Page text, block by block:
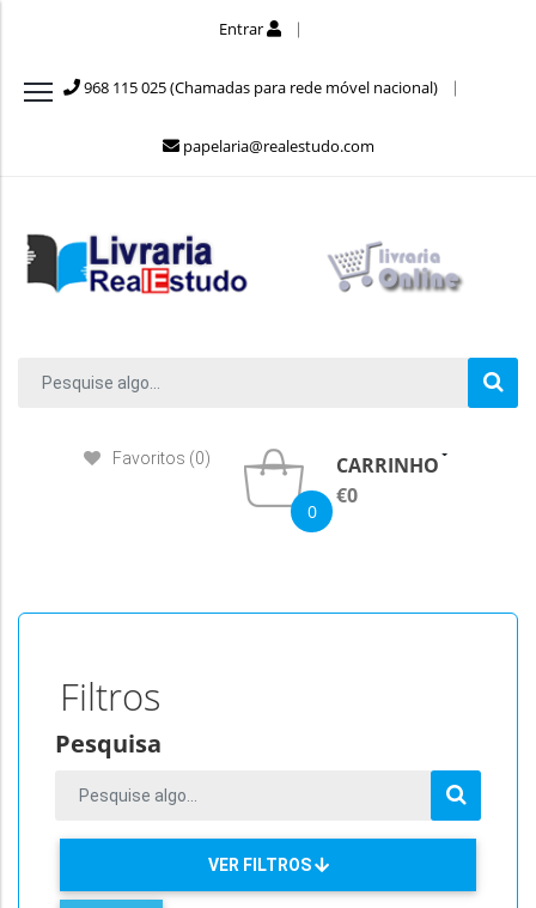
Entrar
968 115 025 (Chamadas para rede móvel nacional)
papelaria@realestudo.com
Favoritos (0)
0
CARRINHO
€0
Filtros
Pesquisa
VER FILTROS